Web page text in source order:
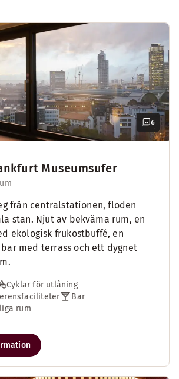
6
Museumsufer
från centralstationen, floden
stan. Njut av bekväma rum, en
ekologisk frukostbuffé, en
med terrass och ett dygnet
Cyklar för utlåning
Bar
rum